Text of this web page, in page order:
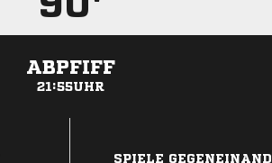
ABPFIFF
21:55UHR
SPIELE